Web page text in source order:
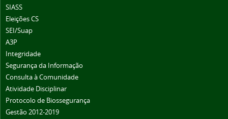
SIASS
Eleições CS
SEI/Suap
A3P
Integridade
Segurança da Informação
Consulta à Comunidade
Atividade Disciplinar
Protocolo de Biossegurança
Gestão 2012-2019